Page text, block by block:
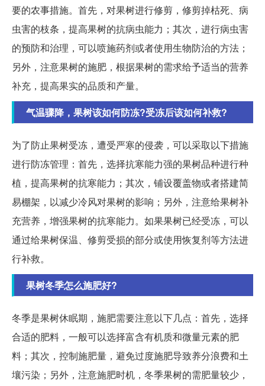
要的农事措施。首先，对果树进行修剪，修剪掉枯死、病
虫害的枝条，提高果树的抗病虫能力；其次，进行病虫害
的预防和治理，可以喷施药剂或者使用生物防治的方法；
另外，注意果树的施肥，根据果树的需求给予适当的营养
补充，提高果实的品质和产量。
气温骤降，果树该如何防冻?受冻后该如何补救?
为了防止果树受冻，遭受严寒的侵袭，可以采取以下措施
进行防冻管理：首先，选择抗寒能力强的果树品种进行种
植，提高果树的抗寒能力；其次，铺设覆盖物或者搭建简
易棚架，以减少冷风对果树的影响；另外，注意给果树补
充营养，增强果树的抗寒能力。如果果树已经受冻，可以
通过给果树保温、修剪受损的部分或使用恢复剂等方法进
行补救。
果树冬季怎么施肥好?
冬季是果树休眠期，施肥需要注意以下几点：首先，选择
合适的肥料，一般可以选择富含有机质和微量元素的肥
料；其次，控制施肥量，避免过度施肥导致养分浪费和土
壤污染；另外，注意施肥时机，冬季果树的需肥量较少，